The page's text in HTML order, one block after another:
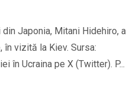
Japonia, Mitani Hidehiro, a
în vizită la Kiev. Sursa:
în Ucraina pe X (Twitter). P...